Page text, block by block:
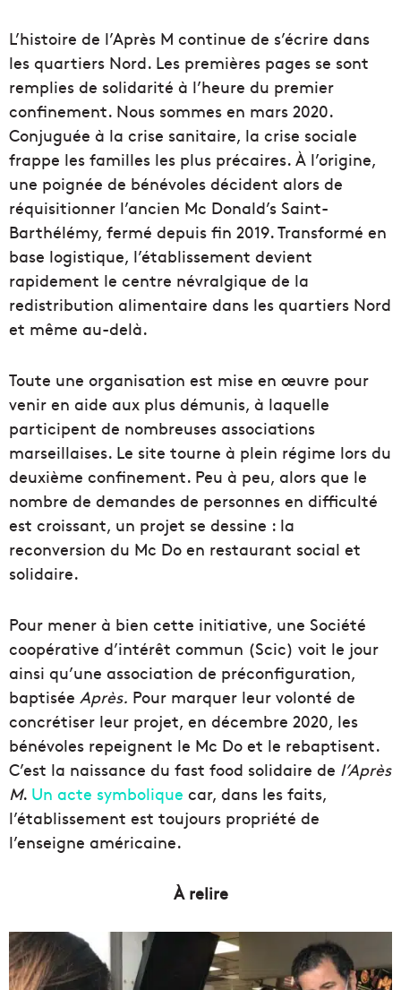
L’histoire de l’Après M continue de s’écrire dans
les quartiers Nord. Les premières pages se sont
remplies de solidarité à l’heure du premier
confinement. Nous sommes en mars 2020.
Conjuguée à la crise sanitaire, la crise sociale
frappe les familles les plus précaires. À l’origine,
une poignée de bénévoles décident alors de
réquisitionner l’ancien Mc Donald’s Saint-
Barthélémy, fermé depuis fin 2019. Transformé en
base logistique, l’établissement devient
rapidement le centre névralgique de la
redistribution alimentaire dans les quartiers Nord
et même au-delà.
Toute une organisation est mise en œuvre pour
venir en aide aux plus démunis, à laquelle
participent de nombreuses associations
marseillaises. Le site tourne à plein régime lors du
deuxième confinement. Peu à peu, alors que le
nombre de demandes de personnes en difficulté
est croissant, un projet se dessine : la
reconversion du Mc Do en restaurant social et
solidaire.
Pour mener à bien cette initiative, une Société
coopérative d’intérêt commun (Scic) voit le jour
ainsi qu’une association de préconfiguration,
baptisée Après. Pour marquer leur volonté de
concrétiser leur projet, en décembre 2020, les
bénévoles repeignent le Mc Do et le rebaptisent.
C’est la naissance du fast food solidaire de l’Après
M. Un acte symbolique car, dans les faits,
l’établissement est toujours propriété de
l’enseigne américaine.
À relire